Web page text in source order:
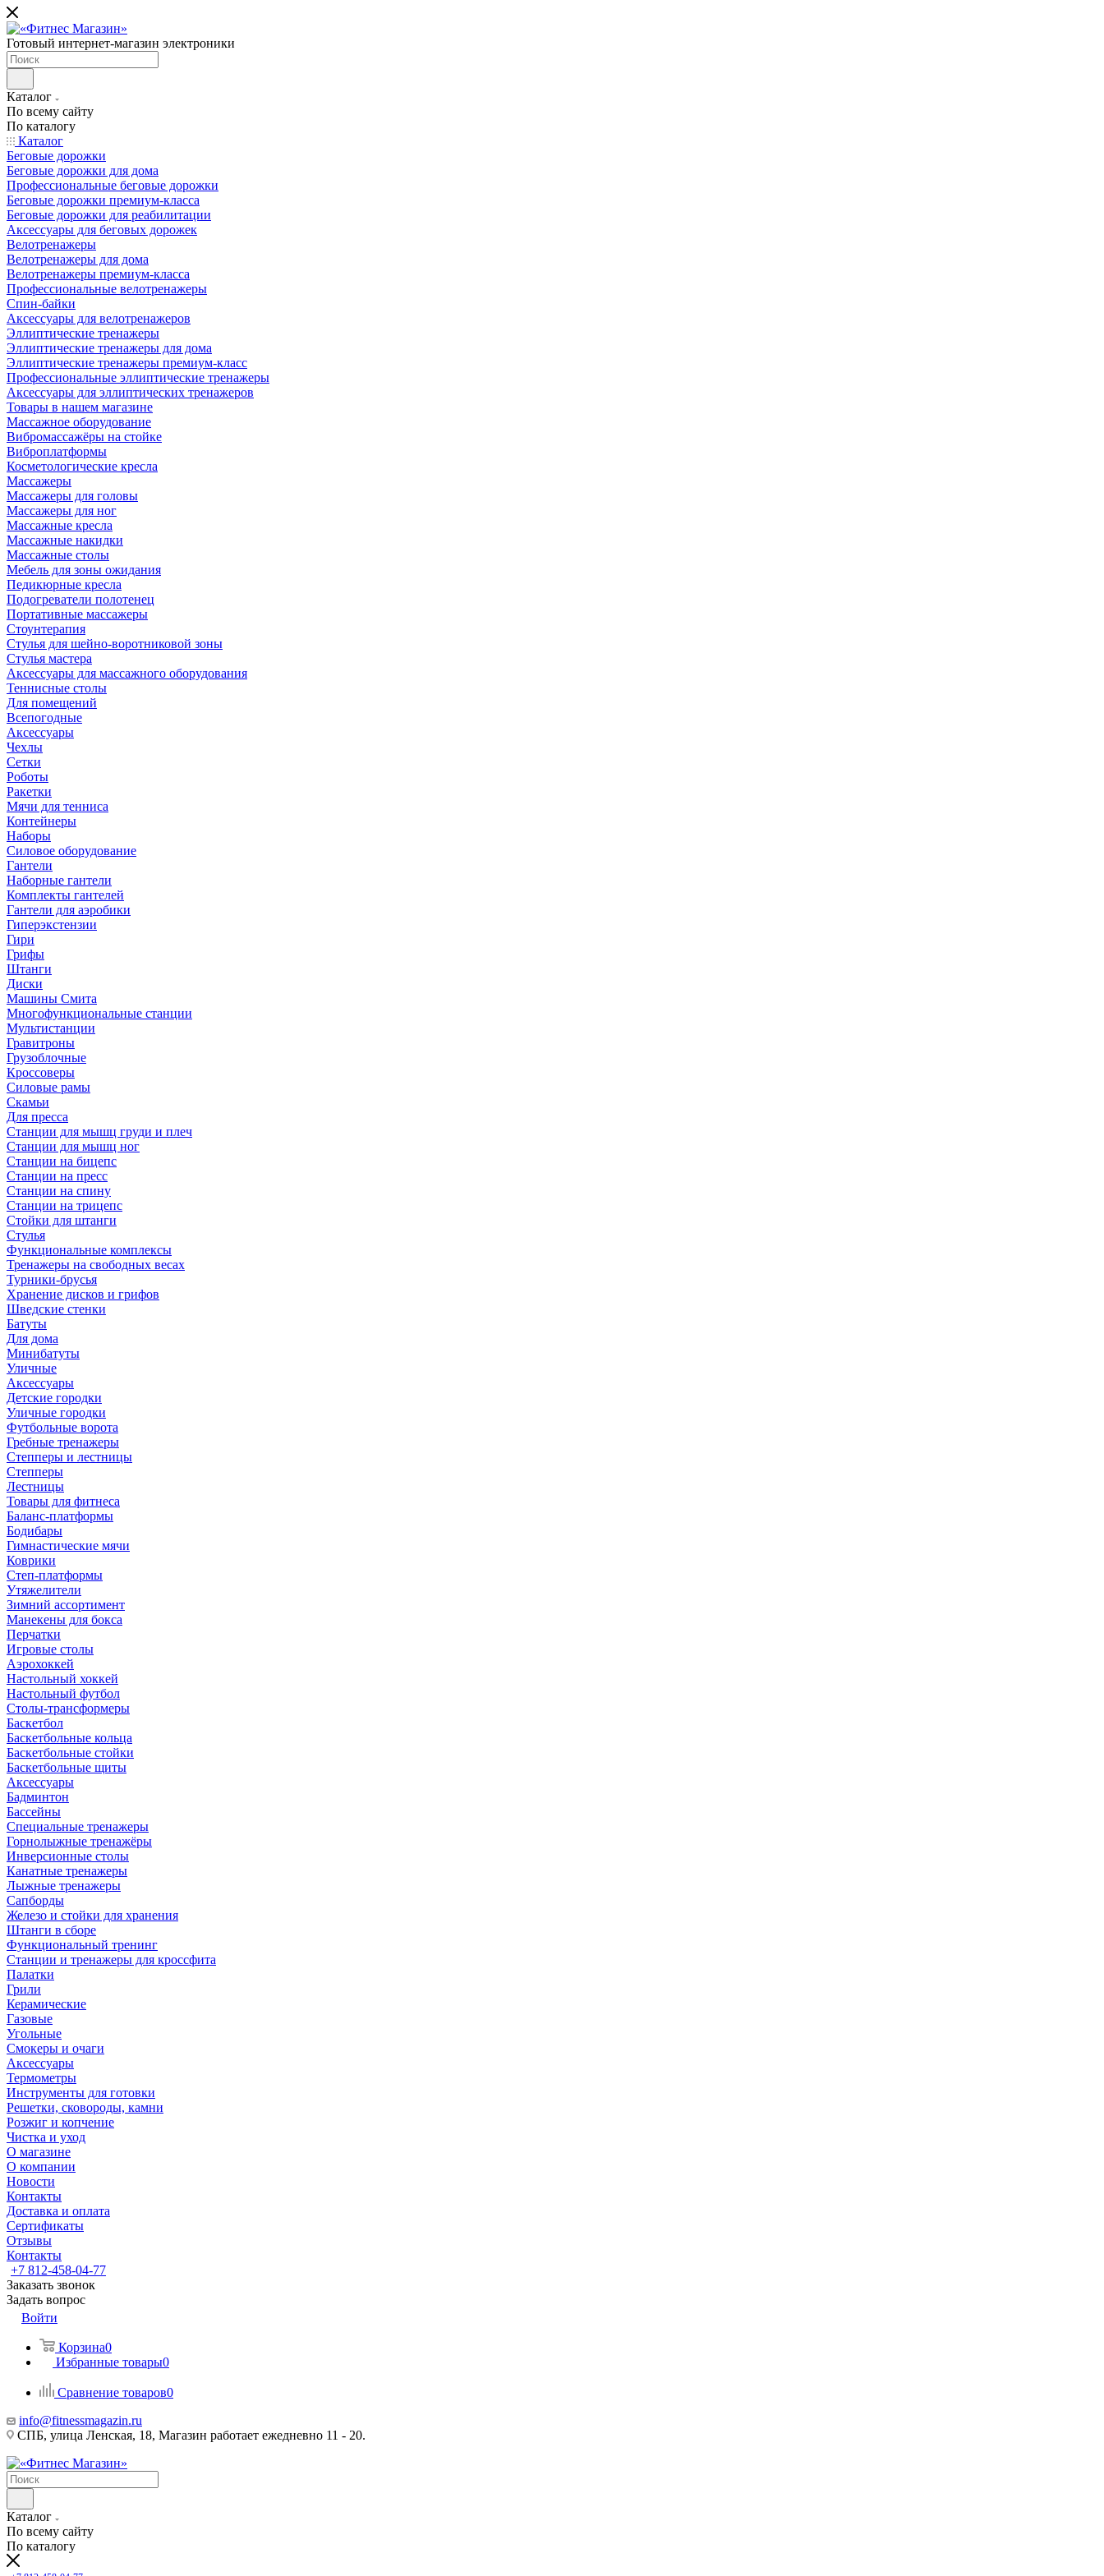
Готовый интернет-магазин электроники
Каталог
По всему сайту
По каталогу
Каталог
Беговые дорожки
Беговые дорожки для дома
Профессиональные беговые дорожки
Беговые дорожки премиум-класса
Беговые дорожки для реабилитации
Аксессуары для беговых дорожек
Велотренажеры
Велотренажеры для дома
Велотренажеры премиум-класса
Профессиональные велотренажеры
Спин-байки
Аксессуары для велотренажеров
Эллиптические тренажеры
Эллиптические тренажеры для дома
Эллиптические тренажеры премиум-класс
Профессиональные эллиптические тренажеры
Аксессуары для эллиптических тренажеров
Товары в нашем магазине
Массажное оборудование
Вибромассажёры на стойке
Виброплатформы
Косметологические кресла
Массажеры
Массажеры для головы
Массажеры для ног
Массажные кресла
Массажные накидки
Массажные столы
Мебель для зоны ожидания
Педикюрные кресла
Подогреватели полотенец
Портативные массажеры
Стоунтерапия
Стулья для шейно-воротниковой зоны
Стулья мастера
Аксессуары для массажного оборудования
Теннисные столы
Для помещений
Всепогодные
Аксессуары
Чехлы
Сетки
Роботы
Ракетки
Мячи для тенниса
Контейнеры
Наборы
Силовое оборудование
Гантели
Наборные гантели
Комплекты гантелей
Гантели для аэробики
Гиперэкстензии
Гири
Грифы
Штанги
Диски
Машины Смита
Многофункциональные станции
Мультистанции
Гравитроны
Грузоблочные
Кроссоверы
Силовые рамы
Скамьи
Для пресса
Станции для мышц груди и плеч
Станции для мышц ног
Станции на бицепс
Станции на пресс
Станции на спину
Станции на трицепс
Стойки для штанги
Стулья
Функциональные комплексы
Тренажеры на свободных весах
Турники-брусья
Хранение дисков и грифов
Шведские стенки
Батуты
Для дома
Минибатуты
Уличные
Аксессуары
Детские городки
Уличные городки
Футбольные ворота
Гребные тренажеры
Степперы и лестницы
Степперы
Лестницы
Товары для фитнеса
Баланс-платформы
Бодибары
Гимнастические мячи
Коврики
Степ-платформы
Утяжелители
Зимний ассортимент
Манекены для бокса
Перчатки
Игровые столы
Аэрохоккей
Настольный хоккей
Настольный футбол
Столы-трансформеры
Баскетбол
Баскетбольные кольца
Баскетбольные стойки
Баскетбольные щиты
Аксессуары
Бадминтон
Бассейны
Специальные тренажеры
Горнолыжные тренажёры
Инверсионные столы
Канатные тренажеры
Лыжные тренажеры
Сапборды
Железо и стойки для хранения
Штанги в сборе
Функциональный тренинг
Станции и тренажеры для кроссфита
Палатки
Грили
Керамические
Газовые
Угольные
Смокеры и очаги
Аксессуары
Термометры
Инструменты для готовки
Решетки, сковороды, камни
Розжиг и копчение
Чистка и уход
О магазине
О компании
Новости
Контакты
Доставка и оплата
Сертификаты
Отзывы
Контакты
+7 812-458-04-77
Заказать звонок
Задать вопрос
Войти
Корзина0
Избранные товары0
Сравнение товаров0
info@fitnessmagazin.ru
СПБ, улица Ленская, 18, Магазин работает ежедневно 11 - 20.
Каталог
По всему сайту
По каталогу